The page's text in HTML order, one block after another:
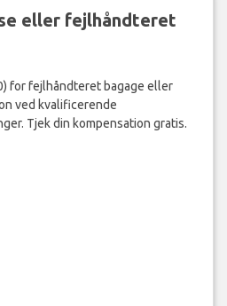
eller fejlhåndteret
for fejlhåndteret bagage eller
ved kvalificerende
Tjek din kompensation gratis.